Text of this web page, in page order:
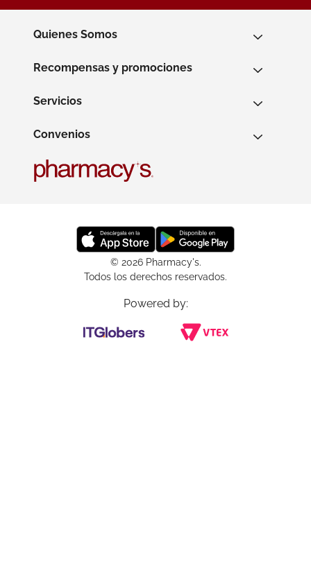
Quienes Somos
Recompensas y promociones
Servicios
Convenios
© 2026 Pharmacy's.
Todos los derechos reservados.
Powered by: